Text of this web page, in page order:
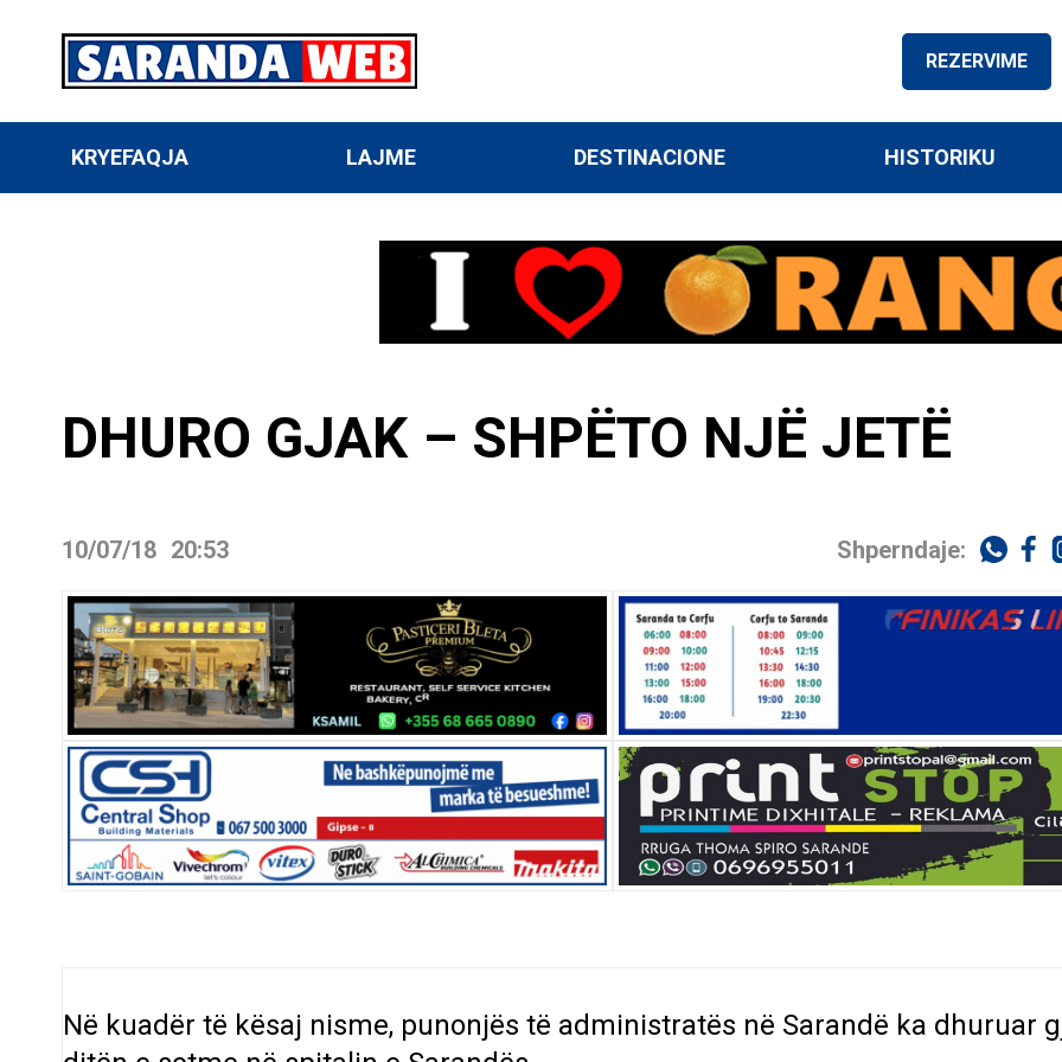
REZERVIME
KRYEFAQJA LAJME DESTINACIONE HISTORIKU
DHURO GJAK – SHPËTO NJË JETË
10/07/18 20:53 Shperndaje:
Në kuadër të kësaj nisme, punonjës të administratës në Sarandë ka dhuruar